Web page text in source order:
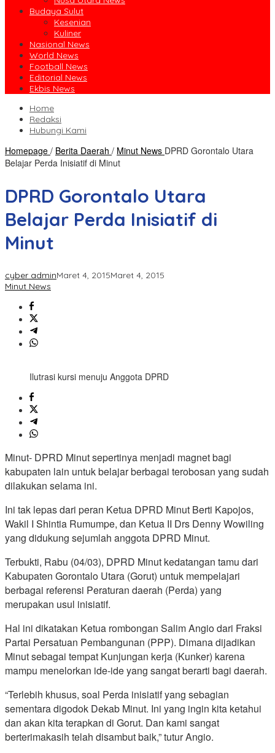
Budaya Sulut
Kesenian
Kuliner
Nasional News
World News
Football News
Editorial News
Ekbis News
Home
Redaksi
Hubungi Kami
Homepage / Berita Daerah / Minut News DPRD Gorontalo Utara
Belajar Perda Inisiatif di Minut
DPRD Gorontalo Utara
Belajar Perda Inisiatif di
Minut
cyber adminMaret 4, 2015Maret 4, 2015
Minut News
Ilutrasi kursi menuju Anggota DPRD
Minut- DPRD Minut sepertinya menjadi magnet bagi
kabupaten lain untuk belajar berbagai terobosan yang sudah
dilakukan selama ini.
Ini tak lepas dari peran Ketua DPRD Minut Berti Kapojos,
Wakil I Shintia Rumumpe, dan Ketua II Drs Denny Wowiling
yang didukung sejumlah anggota DPRD Minut.
Terbukti, Rabu (04/03), DPRD Minut kedatangan tamu dari
Kabupaten Gorontalo Utara (Gorut) untuk mempelajari
berbagai referensi Peraturan daerah (Perda) yang
merupakan usul inisiatif.
Hal ini dikatakan Ketua rombongan Salim Angio dari Fraksi
Partai Persatuan Pembangunan (PPP). Dimana dijadikan
Minut sebagai tempat Kunjungan kerja (Kunker) karena
mampu menelorkan ide-ide yang sangat berarti bagi daerah.
“Terlebih khusus, soal Perda inisiatif yang sebagian
sementara digodok Dekab Minut. Ini yang ingin kita ketahui
dan akan kita terapkan di Gorut. Dan kami sangat
berterimakasih telah disambut baik,” tutur Angio.